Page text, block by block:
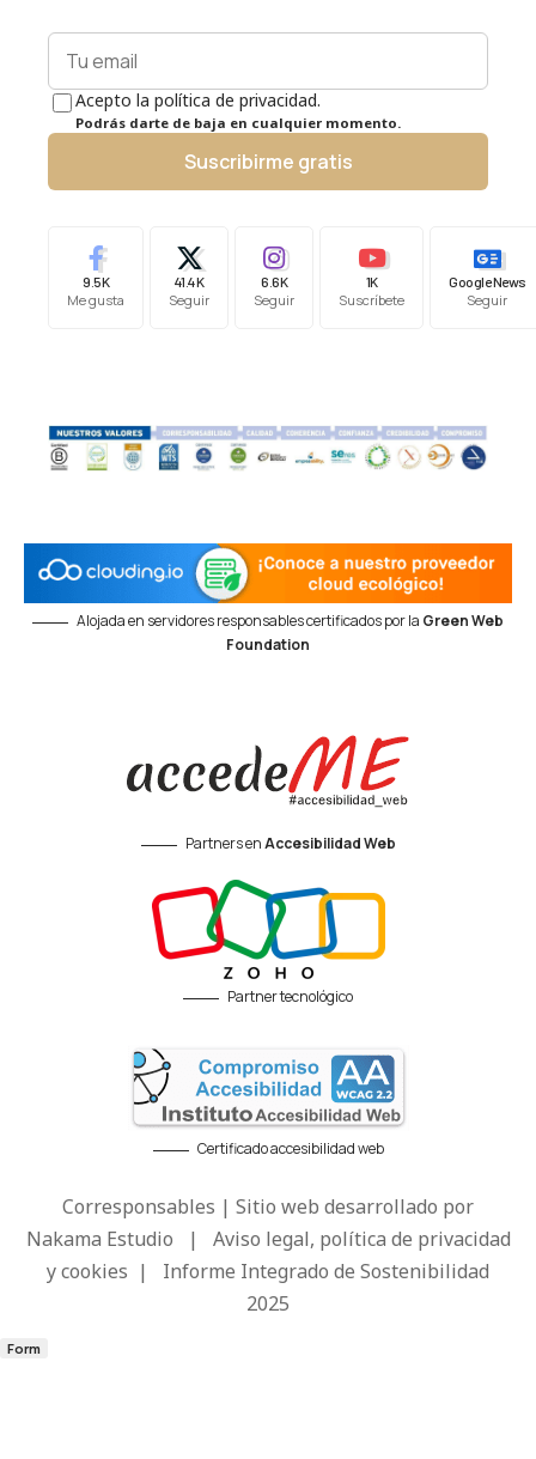
Acepto la política de privacidad.
Podrás darte de baja en cualquier momento.
Suscribirme gratis
9.5K
Me gusta
41.4K
Seguir
6.6K
Seguir
1K
Suscríbete
Google News
Seguir
Alojada en servidores responsables certificados por la Green Web
Foundation
Partners enAccesibilidad Web
Partner tecnológico
Certificado accesibilidad web
Corresponsables | Sitio web desarrollado por
Nakama Estudio | Aviso legal, política de privacidad
y cookies | Informe Integrado de Sostenibilidad
2025
Form